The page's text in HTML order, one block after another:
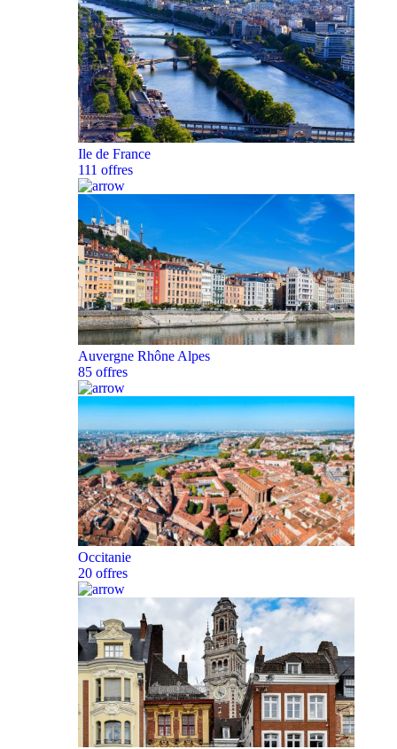
Ile de France
111 offres
Auvergne Rhône Alpes
85 offres
Occitanie
20 offres